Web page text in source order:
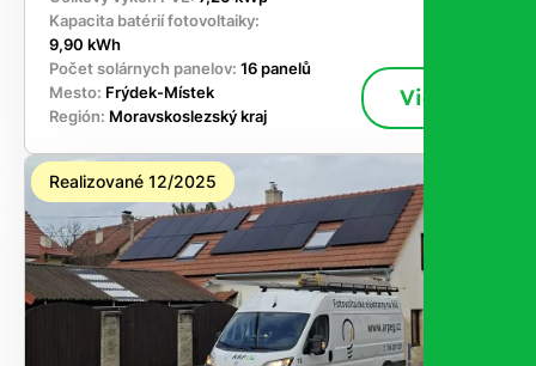
Kapacita batérií fotovoltaiky:
9,90 kWh
Počet solárnych panelov: 16 panelů
Mesto: Frýdek-Místek
Región: Moravskoslezský kraj
Viac
Realizované 12/2025